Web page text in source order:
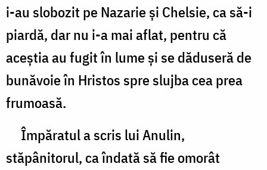
i-au slobozit pe Nazarie şi Chelsie, ca să-i
piardă, dar nu i-a mai aflat, pentru că
aceştia au fugit în lume şi se dăduseră de
bunăvoie în Hristos spre slujba cea prea
frumoasă.
Împăratul a scris lui Anulin,
stăpânitorul, ca îndată să fie omorât